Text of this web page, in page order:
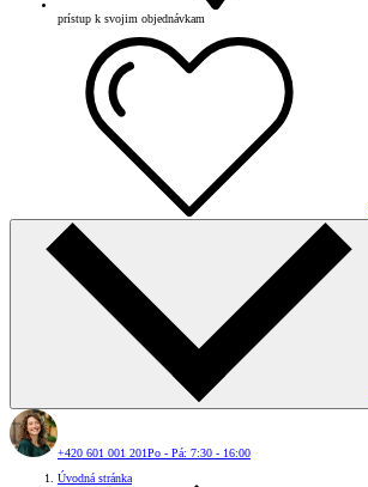
prístup k svojim objednávkam
+420 601 001 201Po - Pá: 7:30 - 16:00
Úvodná stránka